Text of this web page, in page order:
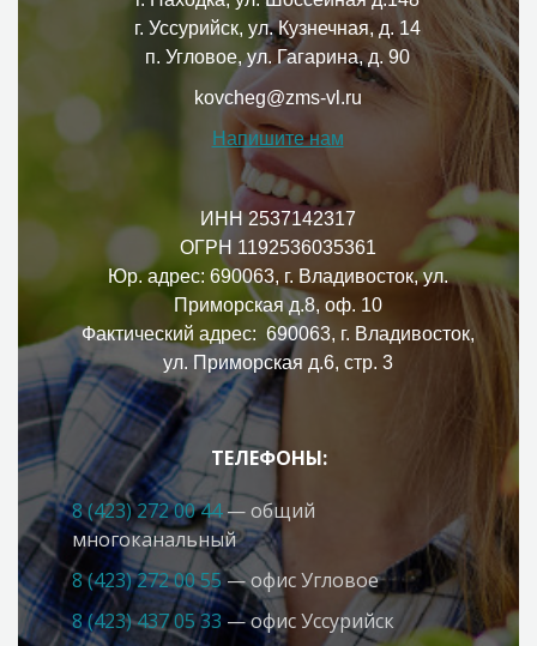
г. Уссурийск, ул. Кузнечная, д. 14
п. Угловое, ул. Гагарина, д. 90
kovcheg@zms-vl.ru
Напишите нам
ИНН 2537142317
ОГРН 1192536035361
Юр. адрес: 690063, г. Владивосток, ул.
Приморская д.8, оф. 10
Фактический адрес: 690063, г. Владивосток,
ул. Приморская д.6, стр. 3
ТЕЛЕФОНЫ:
8 (423) 272 00 44— общий
многоканальный
8 (423) 272 00 55— офис Угловое
8 (423) 437 05 33 — офис Усcурийск